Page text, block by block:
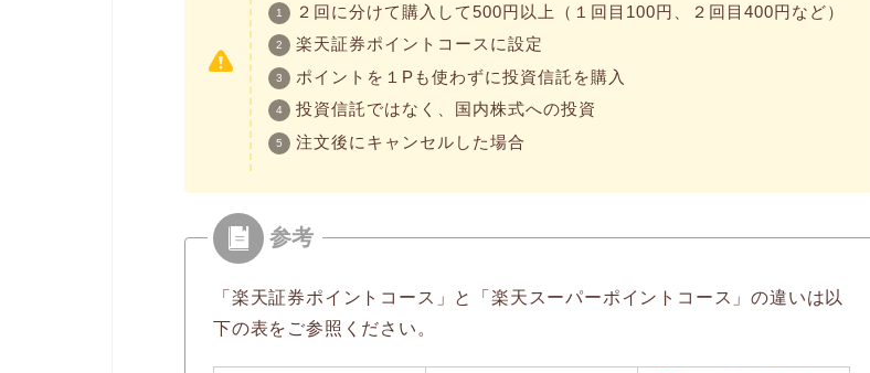
２回に分けて購入して500円以上（１回目100円、２回目400円など）
楽天証券ポイントコースに設定
ポイントを１Pも使わずに投資信託を購入
投資信託ではなく、国内株式への投資
注文後にキャンセルした場合
「楽天証券ポイントコース」と「楽天スーパーポイントコース」の違いは以
下の表をご参照ください。